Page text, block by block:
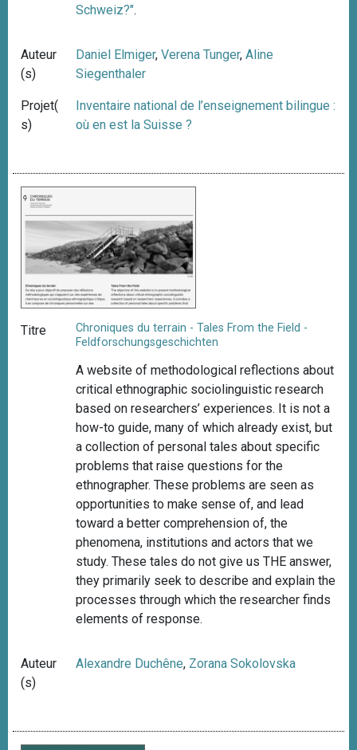
Schweiz?".
Auteur
(s)
Daniel Elmiger,Verena Tunger,Aline
Siegenthaler
Projet(
s)
Inventaire national de l’enseignement bilingue :
où en est la Suisse ?
Titre
Chroniques du terrain - Tales From the Field -
Feldforschungsgeschichten
A website of methodological reflections about
critical ethnographic sociolinguistic research
based on researchers’ experiences. It is not a
how-to guide, many of which already exist, but
a collection of personal tales about specific
problems that raise questions for the
ethnographer. These problems are seen as
opportunities to make sense of, and lead
toward a better comprehension of, the
phenomena, institutions and actors that we
study. These tales do not give us THE answer,
they primarily seek to describe and explain the
processes through which the researcher finds
elements of response.
Auteur
(s)
Alexandre Duchêne, Zorana Sokolovska